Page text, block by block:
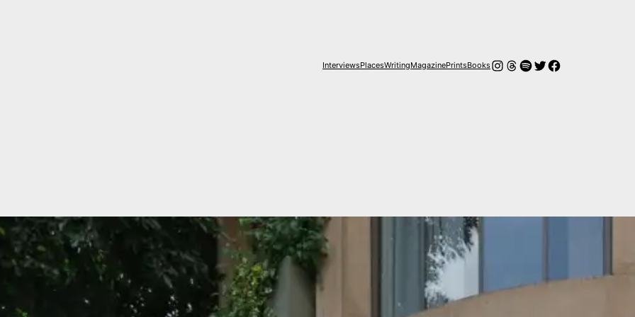
InterviewsPlacesWritingMagazinePrintsBooksInstagram
Hilos
Spotify
Twitter
Facebook